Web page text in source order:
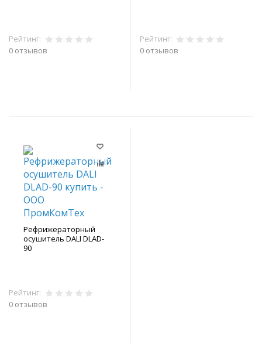
Рейтинг:
0 отзывов
Рейтинг:
0 отзывов
Рефрижераторный
осушитель DALI DLAD-
90
Рейтинг:
0 отзывов